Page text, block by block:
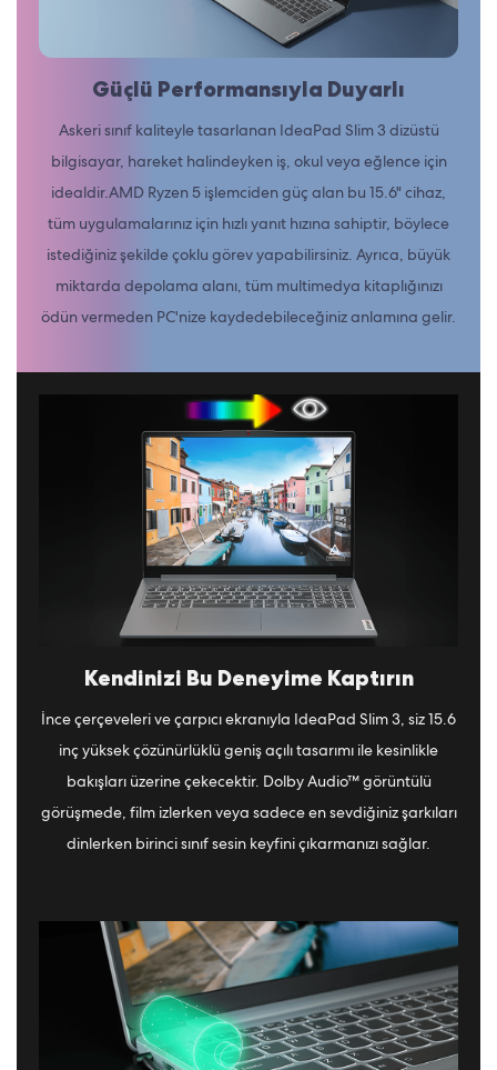
Güçlü Performansıyla Duyarlı
Askeri sınıf kaliteyle tasarlanan IdeaPad Slim 3 dizüstü
bilgisayar, hareket halindeyken iş, okul veya eğlence için
idealdir.AMD Ryzen 5 işlemciden güç alan bu 15.6" cihaz,
tüm uygulamalarınız için hızlı yanıt hızına sahiptir, böylece
istediğiniz şekilde çoklu görev yapabilirsiniz. Ayrıca, büyük
miktarda depolama alanı, tüm multimedya kitaplığınızı
ödün vermeden PC'nize kaydedebileceğiniz anlamına gelir.
Kendinizi Bu Deneyime Kaptırın
İnce çerçeveleri ve çarpıcı ekranıyla IdeaPad Slim 3, siz 15.6
inç yüksek çözünürlüklü geniş açılı tasarımı ile kesinlikle
bakışları üzerine çekecektir. Dolby Audio™ görüntülü
görüşmede, film izlerken veya sadece en sevdiğiniz şarkıları
dinlerken birinci sınıf sesin keyfini çıkarmanızı sağlar.